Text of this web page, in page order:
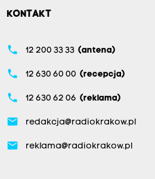
KONTAKT
phone 12 200 33 33 (antena)
phone 12 630 60 00 (recepcja)
phone 12 630 62 06 (reklama)
email redakcja@radiokrakow.pl
email reklama@radiokrakow.pl